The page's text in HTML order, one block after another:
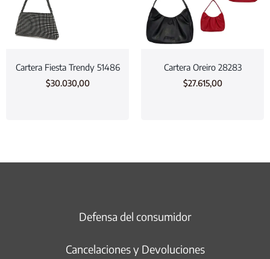
Cartera Fiesta Trendy 51486
$30.030,00
Cartera Oreiro 28283
$27.615,00
Defensa del consumidor
Cancelaciones y Devoluciones